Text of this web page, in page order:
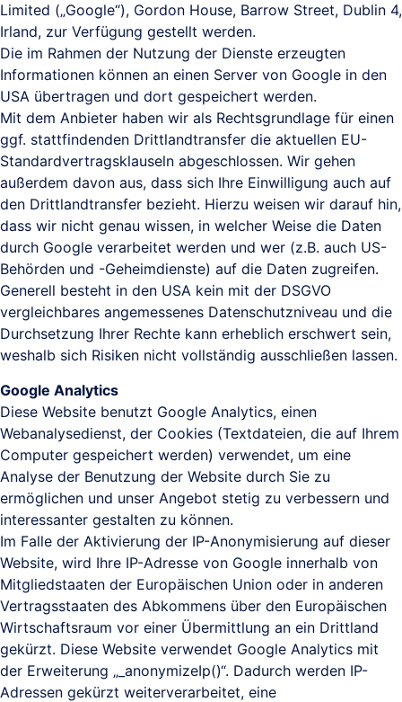
Limited („Google“), Gordon House, Barrow Street, Dublin 4,
Irland, zur Verfügung gestellt werden.
Die im Rahmen der Nutzung der Dienste erzeugten
Informationen können an einen Server von Google in den
USA übertragen und dort gespeichert werden.
Mit dem Anbieter haben wir als Rechtsgrundlage für einen
ggf. stattfindenden Drittlandtransfer die aktuellen EU-
Standardvertragsklauseln abgeschlossen. Wir gehen
außerdem davon aus, dass sich Ihre Einwilligung auch auf
den Drittlandtransfer bezieht. Hierzu weisen wir darauf hin,
dass wir nicht genau wissen, in welcher Weise die Daten
durch Google verarbeitet werden und wer (z.B. auch US-
Behörden und -Geheimdienste) auf die Daten zugreifen.
Generell besteht in den USA kein mit der DSGVO
vergleichbares angemessenes Datenschutzniveau und die
Durchsetzung Ihrer Rechte kann erheblich erschwert sein,
weshalb sich Risiken nicht vollständig ausschließen lassen.
Google Analytics
Diese Website benutzt Google Analytics, einen
Webanalysedienst, der Cookies (Textdateien, die auf Ihrem
Computer gespeichert werden) verwendet, um eine
Analyse der Benutzung der Website durch Sie zu
ermöglichen und unser Angebot stetig zu verbessern und
interessanter gestalten zu können.
Im Falle der Aktivierung der IP-Anonymisierung auf dieser
Website, wird Ihre IP-Adresse von Google innerhalb von
Mitgliedstaaten der Europäischen Union oder in anderen
Vertragsstaaten des Abkommens über den Europäischen
Wirtschaftsraum vor einer Übermittlung an ein Drittland
gekürzt. Diese Website verwendet Google Analytics mit
der Erweiterung „_anonymizeIp()“. Dadurch werden IP-
Adressen gekürzt weiterverarbeitet, eine